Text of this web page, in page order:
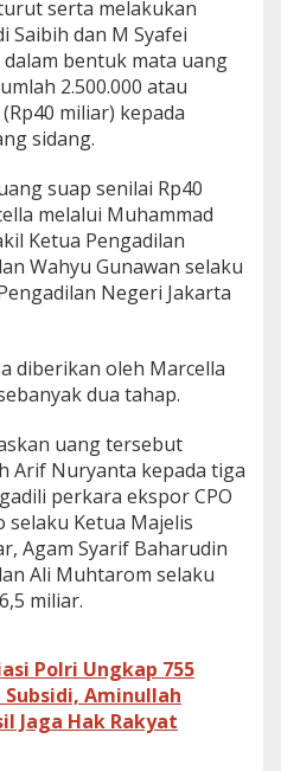
serta melakukan
Saibih dan M Syafei
bentuk mata uang
2.500.000 atau
miliar) kepada
sidang.
suap senilai Rp40
melalui Muhammad
Ketua Pengadilan
Wahyu Gunawan selaku
Negeri Jakarta
diberikan oleh Marcella
dua tahap.
uang tersebut
Arif Nuryanta kepada tiga
perkara ekspor CPO
Ketua Majelis
Agam Syarif Baharudin
Ali Muhtarom selaku
miliar.
Polri Ungkap 755
Subsidi, Aminullah
Jaga Hak Rakyat